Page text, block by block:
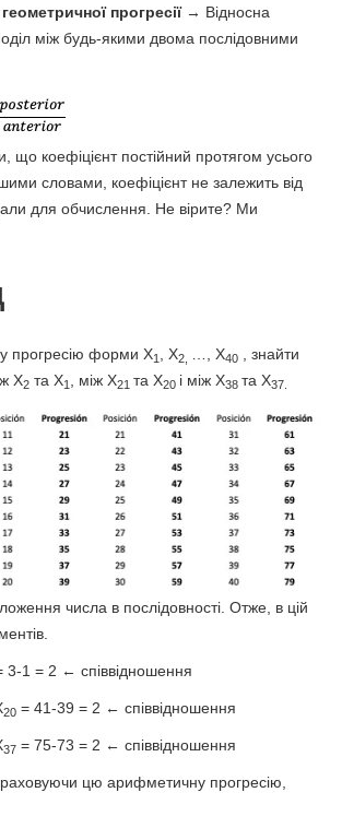
прогресії→ Відносна
між будь-якими двома послідовними
що коефіцієнт постійний протягом усього
словами, коефіцієнт не залежить від
для обчислення. Не вірите? Ми
прогресію форми X1 , X2, …, X40
, знайти
X2 та X1 , між X21 та X20 і між X38 та X37.
числа в послідовності. Отже, в цій
3-1 = 2 ← співвідношення
20 = 41-39 = 2 ← співвідношення
37 = 75-73 = 2 ← співвідношення
цю арифметичну прогресію,